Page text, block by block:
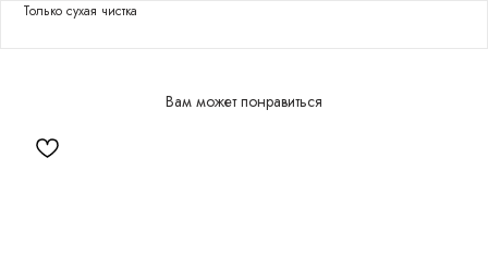
Только сухая чистка
Вам может понравиться